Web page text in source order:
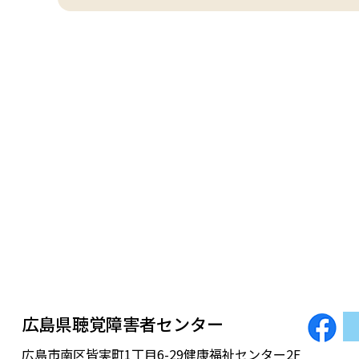
広島県聴覚障害者センター
広島市南区皆実町1丁目6-29健康福祉センター2F